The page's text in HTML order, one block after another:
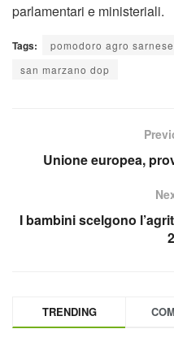
parlamentari e ministeriali.
Tags: pomodoro agro sarnese
san marzano dop
Unione europea,
I bambini scelgono
TRENDING